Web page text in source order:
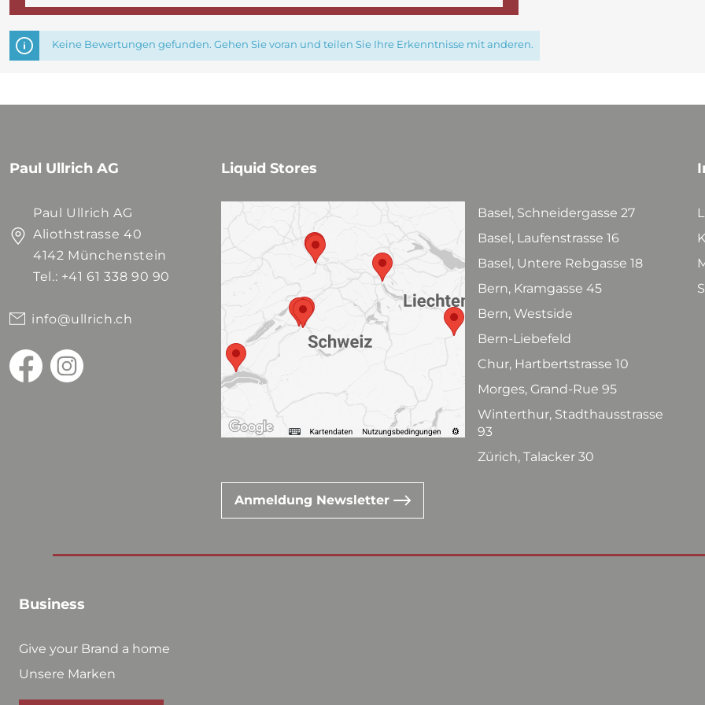
Keine Bewertungen gefunden. Gehen Sie voran und teilen Sie Ihre Erkenntnisse mit anderen.
Paul Ullrich AG
Paul Ullrich AG
Aliothstrasse 40
4142 Münchenstein
Tel.: +41 61 338 90 90
info@ullrich.ch
Liquid Stores
Basel, Schneidergasse 27
Basel, Laufenstrasse 16
Basel, Untere Rebgasse 18
Bern, Kramgasse 45
Bern, Westside
Bern-Liebefeld
Chur, Hartbertstrasse 10
Morges, Grand-Rue 95
Winterthur, Stadthausstrasse
93
Zürich, Talacker 30
Anmeldung Newsletter
Business
Give your Brand a home
Unsere Marken